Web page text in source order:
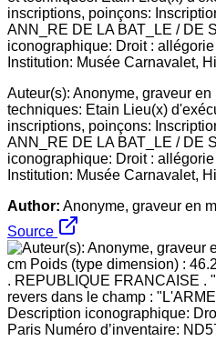
Auteur(s): Anonyme, graveur
techniques: Etain Lieu(x)
inscriptions, poinçons:
ANN_RE DE LA BAT_LE / DE
iconographique: Droit :
Institution: Musée Carnavalet,
Author: Anonyme, graveur en
Source